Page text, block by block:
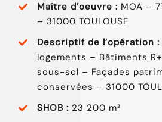
Maître d’oeuvre : MOA –
– 31000 TOULOUSE
Descriptif de l’opération :
logements – Bâtiments
sous-sol – Façades
conservées – 31000
SHOB : 23 200 m²